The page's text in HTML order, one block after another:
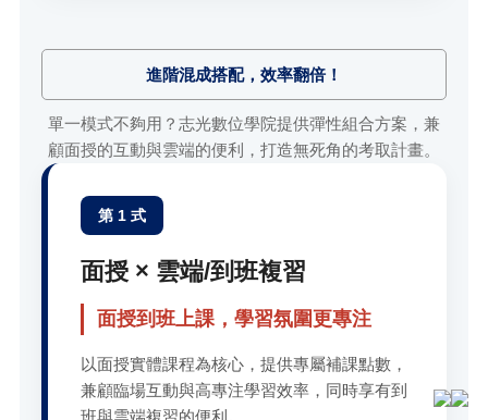
進階混成搭配，效率翻倍！
單一模式不夠用？志光數位學院提供彈性組合方案，兼
顧面授的互動與雲端的便利，打造無死角的考取計畫。
第 1 式
面授 × 雲端/到班複習
面授到班上課，學習氛圍更專注
以面授實體課程為核心，提供專屬補課點數，
兼顧臨場互動與高專注學習效率，同時享有到
班與雲端複習的便利。